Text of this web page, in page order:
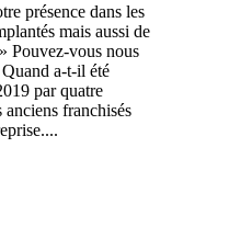
présence dans les
mais aussi de
Pouvez-vous nous
a-t-il été
par quatre
franchisés